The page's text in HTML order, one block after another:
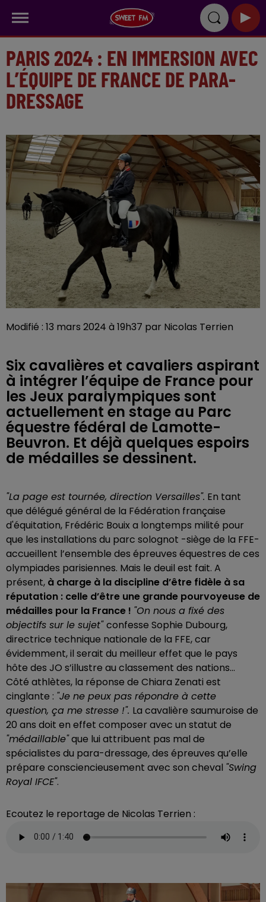
PARIS 2024 : EN IMMERSION AVEC
L’ÉQUIPE DE FRANCE DE PARA-
DRESSAGE
Modifié : 13 mars 2024 à 19h37 par Nicolas Terrien
Six cavalières et cavaliers aspirant
à intégrer l’équipe de France pour
les Jeux paralympiques sont
actuellement en stage au Parc
équestre fédéral de Lamotte-
Beuvron. Et déjà quelques espoirs
de médailles se dessinent.
"La page est tournée, direction Versailles". En tant
que délégué général de la Fédération française
d'équitation, Frédéric Bouix a longtemps milité pour
que les installations du parc solognot -siège de la FFE-
accueillent l’ensemble des épreuves équestres de ces
olympiades parisiennes. Mais le deuil est fait. A
présent, à charge à la discipline d’être fidèle à sa
réputation : celle d’être une grande pourvoyeuse de
médailles pour la France ! "On nous a fixé des
objectifs sur le sujet"confesse Sophie Dubourg,
directrice technique nationale de la FFE, car
évidemment, il serait du meilleur effet que le pays
hôte des JO s’illustre au classement des nations...
Côté athlètes, la réponse de Chiara Zenati est
cinglante : "Je ne peux pas répondre à cette
question, ça me stresse !". La cavalière saumuroise de
20 ans doit en effet composer avec un statut de
"médaillable"que lui attribuent pas mal de
spécialistes du para-dressage, des épreuves qu’elle
prépare consciencieusement avec son cheval "Swing
Royal IFCE".
Ecoutez le reportage de Nicolas Terrien :